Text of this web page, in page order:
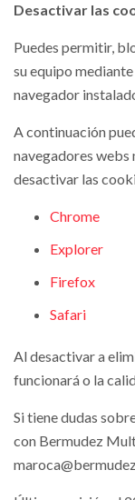
Desactivar las
Puedes permitir,
su equipo
navegador
A continuación
navegadores webs
desactivar las
Chrome
Explorer
Firefox
Safari
Al desactivar a
funcionará o la
Si tiene dudas
con Bermudez